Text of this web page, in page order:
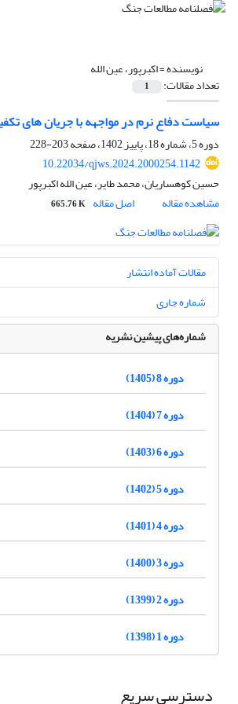
نویسنده =اکبرپور، عین الله
تعداد مقالات: 1
سیاست دفاع نرم در مواجهه با جریان های
دوره 5، شماره 18، پاییز 1402، صفحه
203-228
10.22034/qjws.2024.2000254.1142
حسین کوهساریان، محمد طایر، عین الله اکبرپور
مشاهده مقاله
اصل مقاله 665.76 K
مقالات آماده انتشار
شماره جاری
شماره‌های پیشین نشریه
دوره 8 (1405)
دوره 7 (1404)
دوره 6 (1403)
دوره 5 (1402)
دوره 4 (1401)
دوره 3 (1400)
دوره 2 (1399)
دوره 1 (1398)
دسترسی سریع